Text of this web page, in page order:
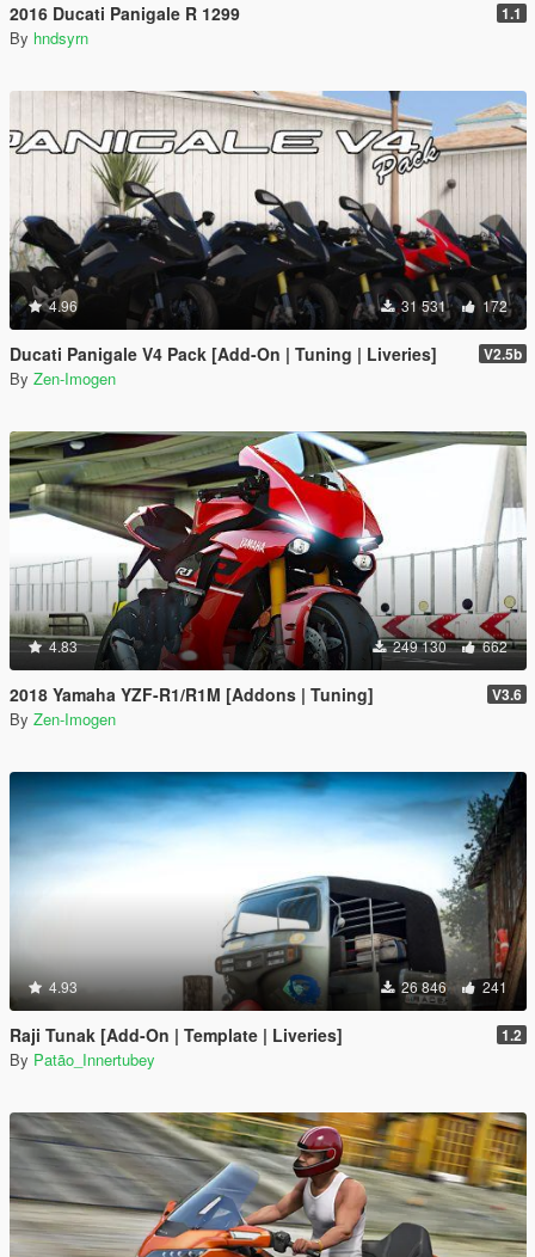
2016 Ducati Panigale R 1299 1.1
By hndsyrn
4.96 31 531 172
Ducati Panigale V4 Pack [Add-On | Tuning | Liveries] V2.5b
By Zen-Imogen
4.83 249 130 662
2018 Yamaha YZF-R1/R1M [Addons | Tuning] V3.6
By Zen-Imogen
4.93 26 846 241
Raji Tunak [Add-On | Template | Liveries] 1.2
By Patão_Innertubey